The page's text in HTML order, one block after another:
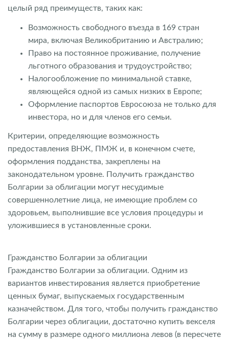
целый ряд преимуществ, таких как:
Возможность свободного въезда в 169 стран
мира, включая Великобританию и Австралию;
Право на постоянное проживание, получение
льготного образования и трудоустройство;
Налогообложение по минимальной ставке,
являющейся одной из самых низких в Европе;
Оформление паспортов Евросоюза не только для
инвестора, но и для членов его семьи.
Критерии, определяющие возможность
предоставления ВНЖ, ПМЖ и, в конечном счете,
оформления подданства, закреплены на
законодательном уровне. Получить гражданство
Болгарии за облигации могут несудимые
совершеннолетние лица, не имеющие проблем со
здоровьем, выполнившие все условия процедуры и
уложившиеся в установленные сроки.
Гражданство Болгарии за облигации
Гражданство Болгарии за облигации. Одним из
вариантов инвестирования является приобретение
ценных бумаг, выпускаемых государственным
казначейством. Для того, чтобы получить гражданство
Болгарии через облигации, достаточно купить векселя
на сумму в размере одного миллиона левов (в пересчете